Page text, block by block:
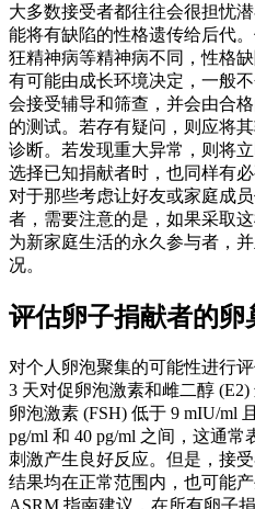
大多数接受者都往往会很担忧
能将有缺陷的性格遗传给后代
狂精神病等精神病不同，性格
有可能由成长环境决定，一般
会接受辅导和筛查，并会由合
的测试。若存有疑问，则应将
诊断。若发现重大异常，则将
选择已知捐献者时，也同样有
对于那些考虑让好友或家庭成
者，需要注意的是，如果采取
为新家庭生活的永久参与者，
况。
评估卵子捐献者的卵
对个人卵泡聚集的可能性进行
3 天对促卵泡激素和雌二醇
卵泡激素 (FSH) 低于 9 mIU/ml
pg/ml 和 40 pg/ml 之间，这通
刺激产生良好反应。但是，接
结果均在正常范围内，也可能产